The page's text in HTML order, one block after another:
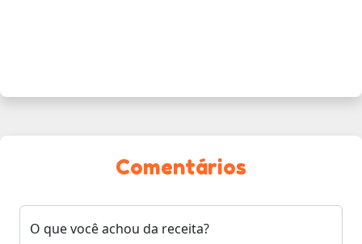
Comentários
O que você achou da receita?